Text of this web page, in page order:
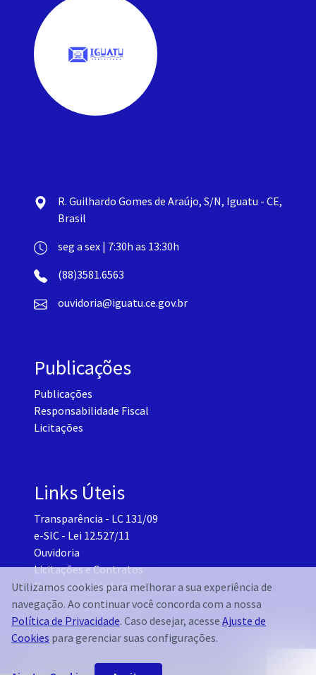
R. Guilhardo Gomes de Araújo, S/N, Iguatu - CE,
Brasil
seg a sex | 7:30h as 13:30h
(88)3581.6563
ouvidoria@iguatu.ce.gov.br
Publicações
Publicações
Responsabilidade Fiscal
Licitações
Links Úteis
Transparência - LC 131/09
e-SIC - Lei 12.527/11
Ouvidoria
Licitações e Contratos
Responsabilidade Fiscal
Portal do TCM-CE
Governo Transparente - Setor Pessoal
Utilizamos cookies para melhorar a sua experiência de
navegação. Ao continuar você concorda com a nossa
Política de Privacidade. Caso desejar, acesse Ajuste de
Cookies para gerenciar suas configurações.